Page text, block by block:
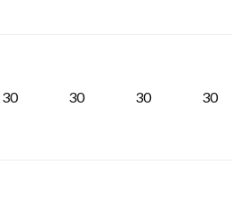
30 30 30 30